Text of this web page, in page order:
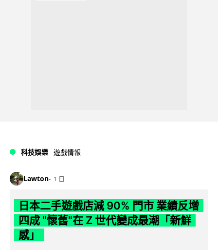
科技娛樂 遊戲情報
Lawton 1 日
日本二手遊戲店減 90% 門市 業績反增
四成 "懷舊"在 Z 世代變成最潮「新鮮
感」